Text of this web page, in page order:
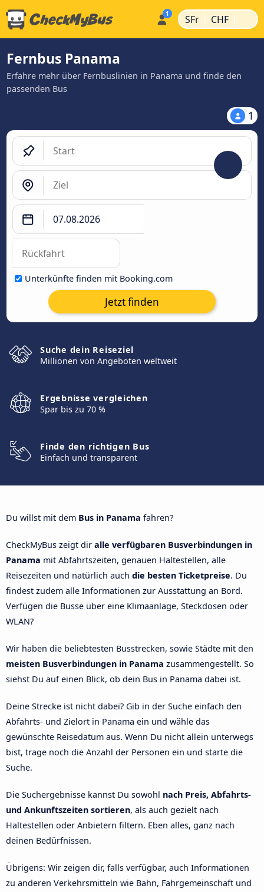
SFr | CHF |
Fernbus Panama
Erfahre mehr über Fernbuslinien in Panama und finde den
passenden Bus
1
Unterkünfte finden mit Booking.com
Jetzt finden
Suche dein Reiseziel
Millionen von Angeboten weltweit
Ergebnisse vergleichen
Spar bis zu 70 %
Finde den richtigen Bus
Einfach und transparent
Du willst mit dem Bus in Panama fahren?
CheckMyBus zeigt dir alle verfügbaren Busverbindungen in
Panama mit Abfahrtszeiten, genauen Haltestellen, alle
Reisezeiten und natürlich auch die besten Ticketpreise. Du
findest zudem alle Informationen zur Ausstattung an Bord.
Verfügen die Busse über eine Klimaanlage, Steckdosen oder
WLAN?
Wir haben die beliebtesten Busstrecken, sowie Städte mit den
meisten Busverbindungen in Panama zusammengestellt. So
siehst Du auf einen Blick, ob dein Bus in Panama dabei ist.
Deine Strecke ist nicht dabei? Gib in der Suche einfach den
Abfahrts- und Zielort in Panama ein und wähle das
gewünschte Reisedatum aus. Wenn Du nicht allein unterwegs
bist, trage noch die Anzahl der Personen ein und starte die
Suche.
Die Suchergebnisse kannst Du sowohl nach Preis, Abfahrts-
und Ankunftszeiten sortieren, als auch gezielt nach
Haltestellen oder Anbietern filtern. Eben alles, ganz nach
deinen Bedürfnissen.
Übrigens: Wir zeigen dir, falls verfügbar, auch Informationen
zu anderen Verkehrsmitteln wie Bahn, Fahrgemeinschaft und